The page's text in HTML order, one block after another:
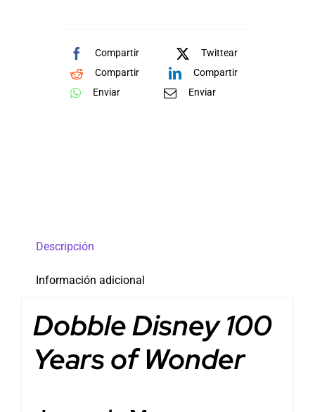
Compartir
Twittear
Compartir
Compartir
Enviar
Enviar
Descripción
Información adicional
Dobble Disney 100
Years of Wonder